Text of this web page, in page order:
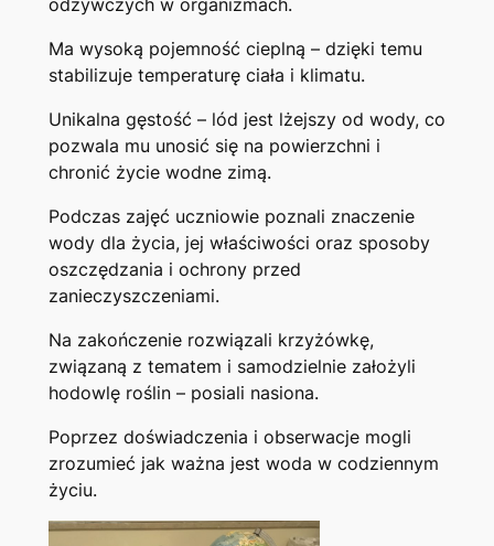
odżywczych w organizmach.
Ma wysoką pojemność cieplną – dzięki temu
stabilizuje temperaturę ciała i klimatu.
Unikalna gęstość – lód jest lżejszy od wody, co
pozwala mu unosić się na powierzchni i
chronić życie wodne zimą.
Podczas zajęć uczniowie poznali znaczenie
wody dla życia, jej właściwości oraz sposoby
oszczędzania i ochrony przed
zanieczyszczeniami.
Na zakończenie rozwiązali krzyżówkę,
związaną z tematem i samodzielnie założyli
hodowlę roślin – posiali nasiona.
Poprzez doświadczenia i obserwacje mogli
zrozumieć jak ważna jest woda w codziennym
życiu.